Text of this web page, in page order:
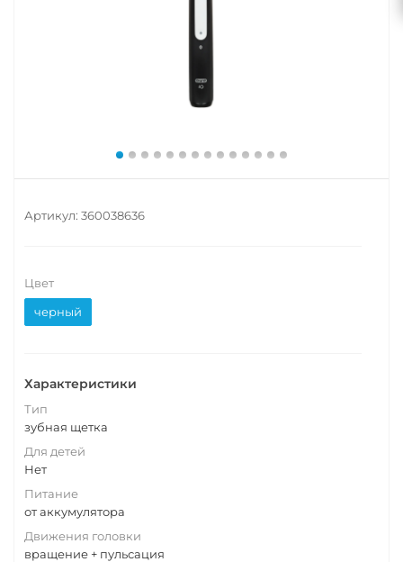
Артикул: 360038636
Цвет
черный
Характеристики
Тип
зубная щетка
Для детей
Нет
Питание
от аккумулятора
Движения головки
вращение + пульсация